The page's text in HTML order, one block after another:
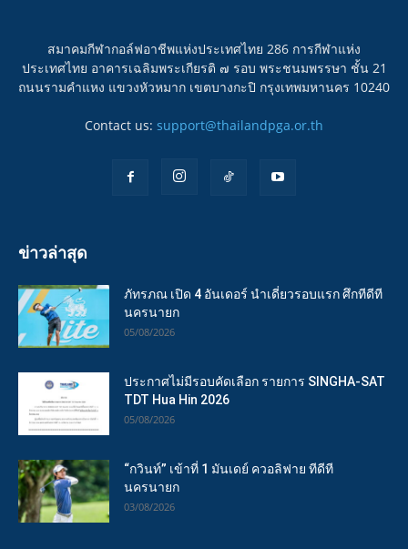
สมาคมกีฬากอล์ฟอาชีพแห่งประเทศไทย 286 การกีฬาแห่ง
ประเทศไทย อาคารเฉลิมพระเกียรติ ๗ รอบ พระชนมพรรษา ชั้น 21
ถนนรามคำแหง แขวงหัวหมาก เขตบางกะปิ กรุงเทพมหานคร 10240
Contact us: support@thailandpga.or.th
ข่าวล่าสุด
ภัทรภณ เปิด 4 อันเดอร์ นำเดี่ยวรอบแรก ศึกทีดีที
นครนายก
05/08/2026
ประกาศไม่มีรอบคัดเลือก รายการ SINGHA-SAT
TDT Hua Hin 2026
05/08/2026
“กวินท์” เข้าที่ 1 มันเดย์ ควอลิฟาย ทีดีที
นครนายก
03/08/2026